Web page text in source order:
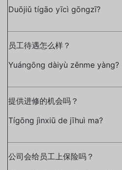
Duōjiǔ tígāo yīcì gōngzī?
员工待遇怎么样？
Yuángōng dàiyù zěnme yàng?
提供进修的机会吗？
Tígōng jìnxiū de jīhuì ma?
公司会给员工上保险吗？